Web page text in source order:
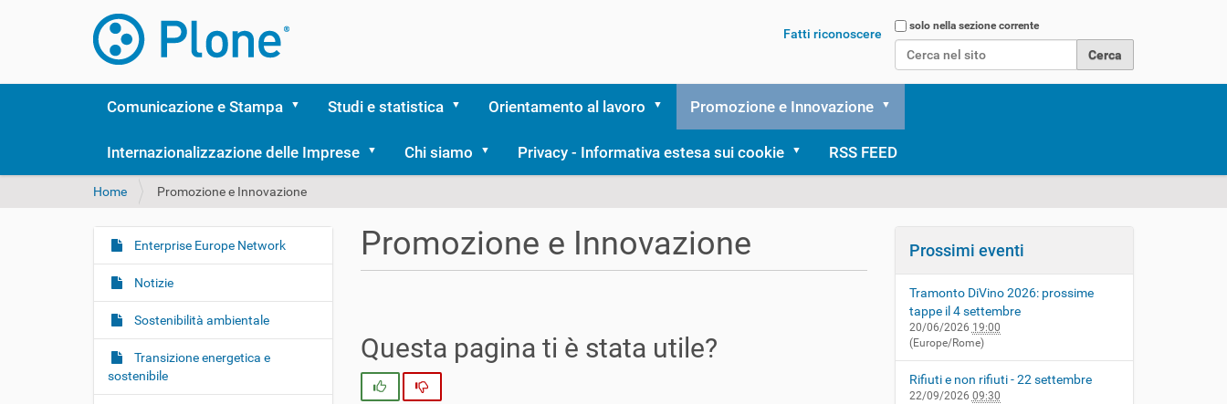
Cerca nel sito
solo nella sezione corrente
Fatti riconoscere
Comunicazione e Stampa Studi e statistica Orientamento al lavoro Promozione e Innovazione
Internazionalizzazione delle Imprese Chi siamo Privacy - Informativa estesa sui cookie RSS FEED
T
s
i
u
:
Home Promozione e Innovazione
Promozione e Innovazione
Questa pagina ti è stata utile?
Si
N
a
v
g
a
z
Enterprise Europe Network
Notizie
Sostenibilità ambientale
Transizione energetica e
sostenibile
Prossimi eventi
Tramonto DiVino 2026: prossime
tappe il 4 settembre
20/06/2026 19:00
(Europe/Rome)
Rifiuti e non rifiuti - 22 settembre
22/09/2026 09:30